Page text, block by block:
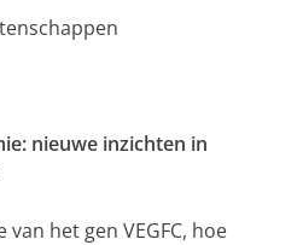
nieuwe inzichten in
het gen VEGFC, hoe